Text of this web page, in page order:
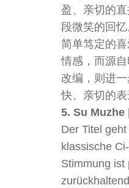
盈、亲切的
段微笑的回
简单笃定的
情感，而源
改编，则进
快、亲切的表
5. Su Muzhe
Der Titel
klassische
Stimmung ist